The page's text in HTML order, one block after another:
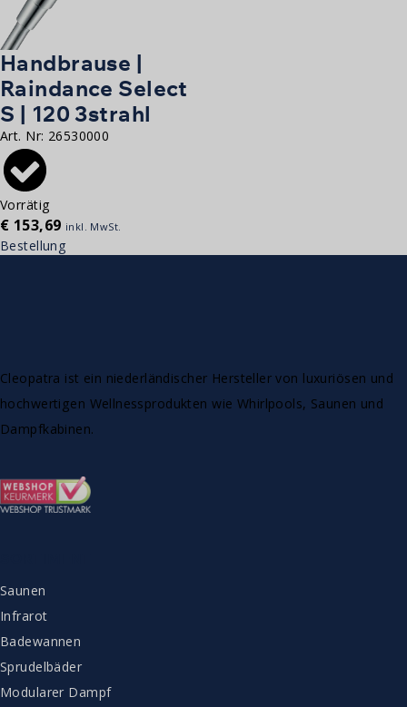
Handbrause |
Raindance Select
S | 120 3strahl
Art. Nr: 26530000
Vorrätig
€ 153,69 inkl. MwSt.
Bestellung
Cleopatra ist ein niederländischer Hersteller von luxuriösen und
hochwertigen Wellnessprodukten wie Whirlpools, Saunen und
Dampfkabinen.
Saunen
Infrarot
Badewannen
Sprudelbäder
Modularer Dampf